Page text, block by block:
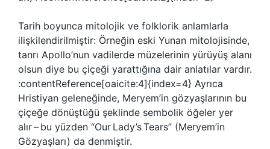
Tarih boyunca mitolojik ve folklorik anlamlarla
ilişkilendirilmiştir: Örneğin eski Yunan mitolojisinde,
tanrı Apollo’nun vadilerde müzelerinin yürüyüş alanı
olsun diye bu çiçeği yarattığına dair anlatılar vardır.
:contentReference[oaicite:4]{index=4} Ayrıca
Hristiyan geleneğinde, Meryem’in gözyaşlarının bu
çiçeğe dönüştüğü şeklinde sembolik öğeler yer
alır – bu yüzden “Our Lady’s Tears” (Meryem’in
Gözyaşları) da denmiştir.